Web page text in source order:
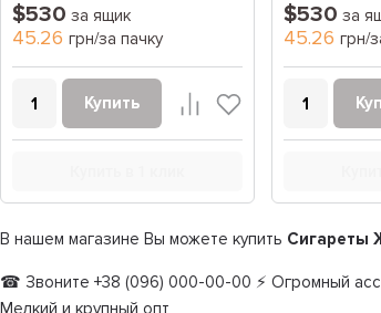
$530 за ящик
45.26 грн/за пачку
Купить
$530 за
45.26 грн/
В нашем магазине Вы можете купить Сигареты
☎ Звоните +38 (096) 000-00-00 ⚡ Огромный